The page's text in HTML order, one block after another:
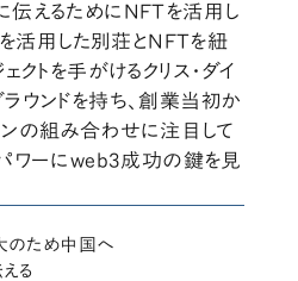
伝えるためにNFTを活用し
活用した別荘とNFTを紐
トを手がけるクリス・ダイ
ウンドを持ち、創業当初か
の組み合わせに注目して
ワーにweb3成功の鍵を見
のため中国へ
る